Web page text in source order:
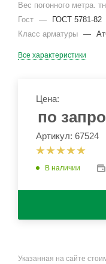
Вес погонного метра. тн
Гост —
ГОСТ 5781-82
Класс арматуры —
Все характеристики
Цена:
по
Артикул: 67524
В наличии
Указанная на сайте